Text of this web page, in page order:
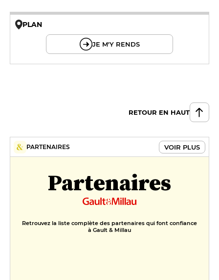
PLAN
JE M'Y RENDS
RETOUR EN HAUT
PARTENAIRES VOIR PLUS
Partenaires
Retrouvez la liste complète des partenaires qui font confiance
à Gault & Millau